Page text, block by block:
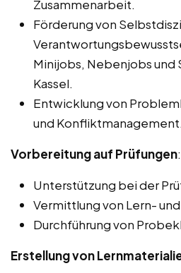
Zusammenarbeit.
Förderung von
Minijobs, Nebenjobs und
Kassel.
Entwicklung von
und Konfliktmanagement.
Vorbereitung auf Prüfungen:
Unterstützung bei der
Vermittlung von Lern-
Durchführung von
Erstellung von